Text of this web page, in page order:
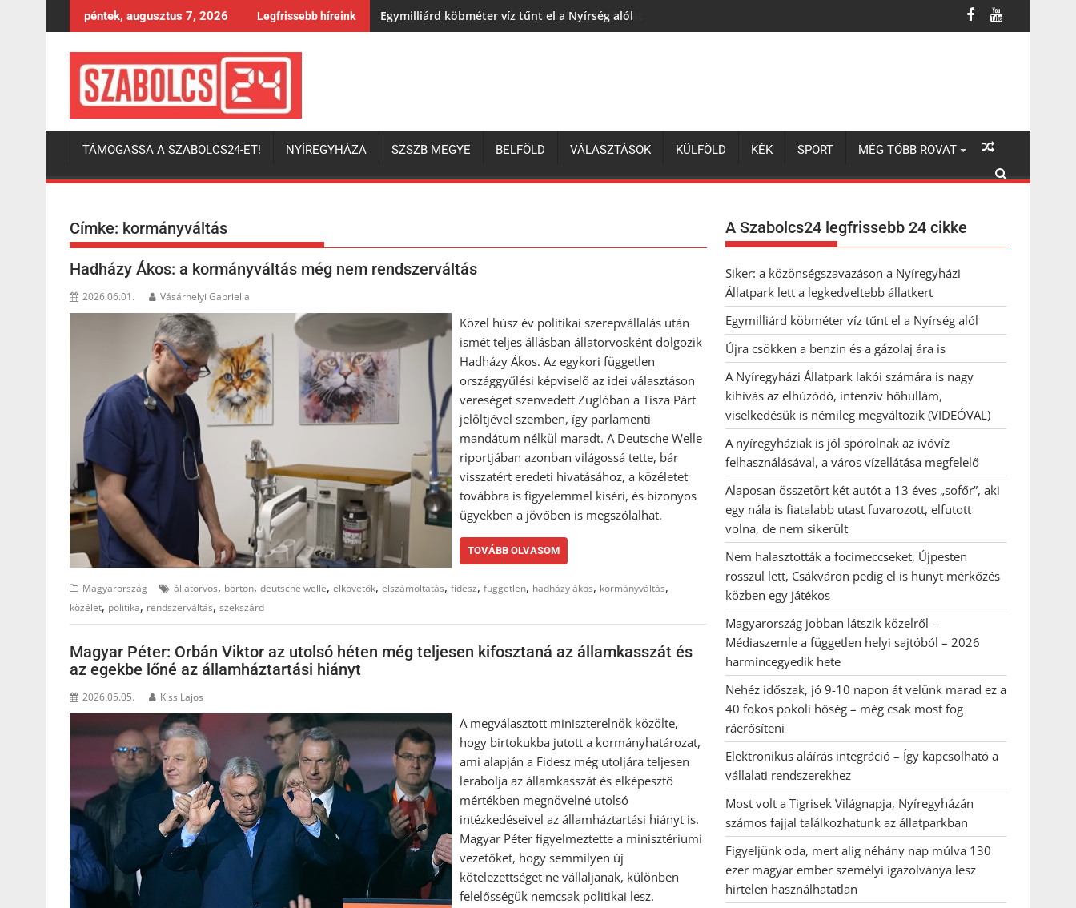
to
péntek, augusztus 7, 2026 Legfrissebb híreink Egymilliárd köbméter víz tűnt el a Nyírség alól
TÁMOGASSA A SZABOLCS24-ET! NYÍREGYHÁZA SZSZB MEGYE BELFÖLD VÁLASZTÁSOK KÜLFÖLD KÉK SPORT MÉG TÖBB ROVAT
Címke: kormányváltás
Hadházy Ákos: a kormányváltás még nem rendszerváltás
2026.06.01. Vásárhelyi Gabriella
Közel húsz év politikai szerepvállalás után
ismét teljes állásban állatorvosként dolgozik
Hadházy Ákos. Az egykori független
országgyűlési képviselő az idei választáson
vereséget szenvedett Zuglóban a Tisza Párt
jelöltjével szemben, így parlamenti
mandátum nélkül maradt. A Deutsche Welle
riportjában azonban világossá tette, bár
visszatért eredeti hivatásához, a közéletet
továbbra is figyelemmel kíséri, és bizonyos
ügyekben a jövőben is megszólalhat.
TOVÁBB OLVASOM
Magyarország állatorvos, börtön, deutsche welle, elkövetők, elszámoltatás, fidesz, fuggetlen, hadházy ákos, kormányváltás,
közélet, politika, rendszerváltás, szekszárd
Magyar Péter: Orbán Viktor az utolsó héten még teljesen kifosztaná az államkasszát és
az egekbe lőné az államháztartási hiányt
2026.05.05. Kiss Lajos
A megválasztott miniszterelnök közölte,
hogy birtokukba jutott a kormányhatározat,
ami alapján a Fidesz még utoljára teljesen
lerabolja az államkasszát és elképesztő
mértékben megnövelné utolsó
intézkedéseivel az államháztartási hiányt is.
Magyar Péter figyelmeztette a minisztériumi
vezetőket, hogy semmilyen új
kötelezettséget ne vállaljanak, különben
felelősségük nemcsak politikai lesz.
A Szabolcs24 legfrissebb 24 cikke
Siker: a közönségszavazáson a Nyíregyházi
Állatpark lett a legkedveltebb állatkert
Egymilliárd köbméter víz tűnt el a Nyírség alól
Újra csökken a benzin és a gázolaj ára is
A Nyíregyházi Állatpark lakói számára is nagy
kihívás az elhúzódó, intenzív hőhullám,
viselkedésük is némileg megváltozik (VIDEÓVAL)
A nyíregyháziak is jól spórolnak az ivóvíz
felhasználásával, a város vízellátása megfelelő
Alaposan összetört két autót a 13 éves „sofőr”, aki
egy nála is fiatalabb utast fuvarozott, elfutott
volna, de nem sikerült
Nem halasztották a focimeccseket, Újpesten
rosszul lett, Csákváron pedig el is hunyt mérkőzés
közben egy játékos
Magyarország jobban látszik közelről –
Médiaszemle a független helyi sajtóból – 2026
harmincegyedik hete
Nehéz időszak, jó 9-10 napon át velünk marad ez a
40 fokos pokoli hőség – még csak most fog
ráerősíteni
Elektronikus aláírás integráció – Így kapcsolható a
vállalati rendszerekhez
Most volt a Tigrisek Világnapja, Nyíregyházán
számos fajjal találkozhatunk az állatparkban
Figyeljünk oda, mert alig néhány nap múlva 130
ezer magyar ember személyi igazolványa lesz
hirtelen használhatatlan